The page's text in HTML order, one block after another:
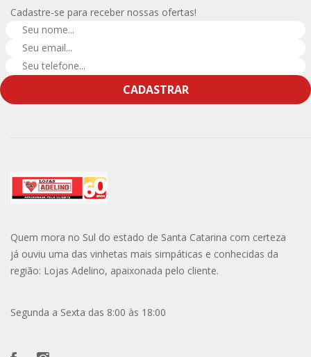
Cadastre-se para receber nossas ofertas!
CADASTRAR
Quem mora no Sul do estado de Santa Catarina com certeza
já ouviu uma das vinhetas mais simpáticas e conhecidas da
região: Lojas Adelino, apaixonada pelo cliente.
Segunda a Sexta das 8:00 às 18:00